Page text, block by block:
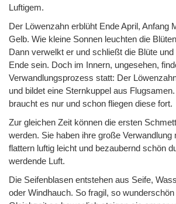
Luftigem.
Der Löwenzahn erblüht Ende April, Anfang
Gelb. Wie kleine Sonnen leuchten die
Dann verwelkt er und schließt die Blüte
Ende sein. Doch im Innern, ungesehen,
Verwandlungsprozess statt: Der
und bildet eine Sternkuppel aus
braucht es nur und schon fliegen diese fort.
Zur gleichen Zeit können die ersten
werden. Sie haben ihre große Verwandlung
flattern luftig leicht und bezaubernd schön
werdende Luft.
Die Seifenblasen entstehen aus Seife,
oder Windhauch. So fragil, so